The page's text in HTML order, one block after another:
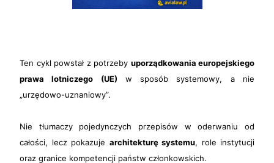
Ten cykl powstał z potrzeby uporządkowania europejskiego
prawa lotniczego (UE) w sposób systemowy, a nie
„urzędowo-uznaniowy”.
Nie tłumaczy pojedynczych przepisów w oderwaniu od
całości, lecz pokazuje architekturę systemu, role instytucji
oraz granice kompetencji państw członkowskich.